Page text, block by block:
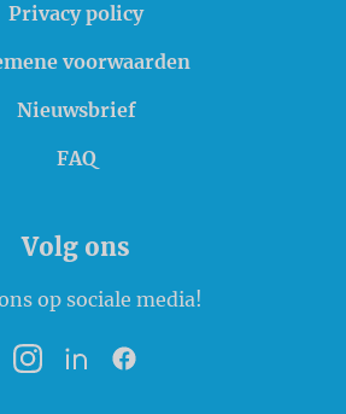
Privacy policy
voorwaarden
Nieuwsbrief
FAQ
Volg ons
op sociale media!
InstagramLinkedInFacebook